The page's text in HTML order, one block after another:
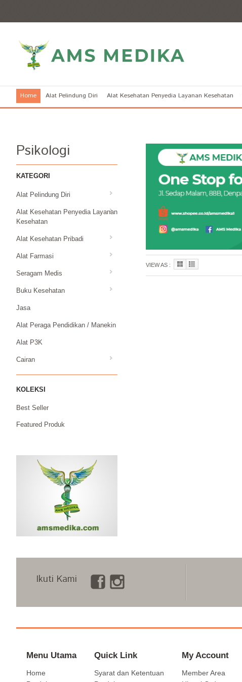
Home Alat Pelindung Diri Alat Kesehatan Penyedia Layanan Kesehatan
Psikologi
KATEGORI
Alat Pelindung Diri
Alat Kesehatan Penyedia Layanan
Kesehatan
Alat Kesehatan Pribadi
Alat Farmasi
Seragam Medis
Buku Kesehatan
Jasa
Alat Peraga Pendidikan / Manekin
Alat P3K
Cairan
KOLEKSI
Best Seller
Featured Produk
VIEW AS :
Ikuti Kami
Menu Utama
Home
Quick Link
Syarat dan Ketentuan
My Account
Member Area